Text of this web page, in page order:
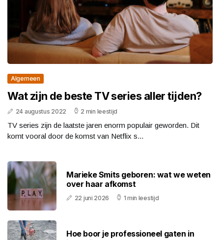
Algemeen
Wat zijn de beste TV series aller tijden?
24 augustus 2022 2 min leestijd
TV series zijn de laatste jaren enorm populair geworden. Dit
komt vooral door de komst van Netflix s...
Marieke Smits geboren: wat we weten
over haar afkomst
22 juni 2026 1 min leestijd
Hoe boor je professioneel gaten in